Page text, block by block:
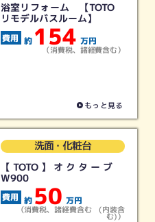
浴室リフォーム 【TOTO
リモデルバスルーム】
約 154 万円
（消費税、諸経費含む）
もっと見る
洗面・化粧台
【TOTO】オクターブ
W900
約 50 万円
（消費税、諸経費含む (内装含
む)）